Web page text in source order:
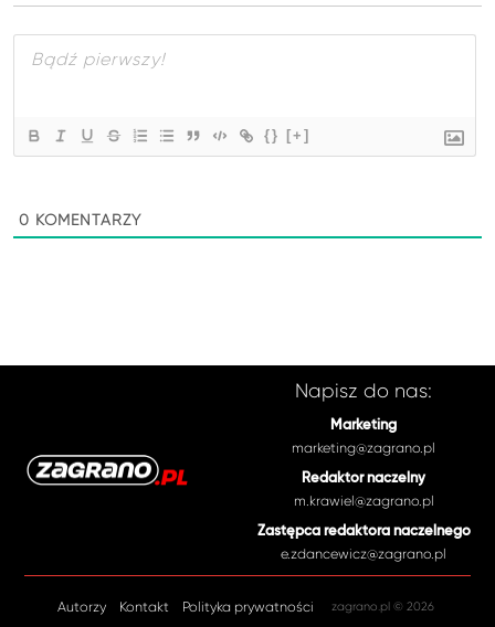
{} [+]
0 KOMENTARZY
Napisz do nas:
Marketing
marketing@zagrano.pl
Redaktor naczelny
m.krawiel@zagrano.pl
Zastępca redaktora naczelnego
e.zdancewicz@zagrano.pl
Autorzy Kontakt Polityka prywatności zagrano.pl © 2026